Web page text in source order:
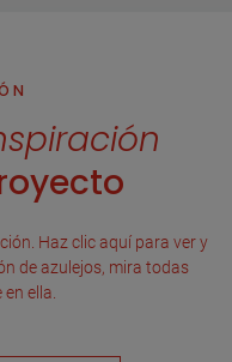
Haz clic aquí para ver y
de azulejos, mira todas
ella.